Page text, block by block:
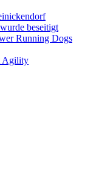
beseitigt
Running Dogs
Agility